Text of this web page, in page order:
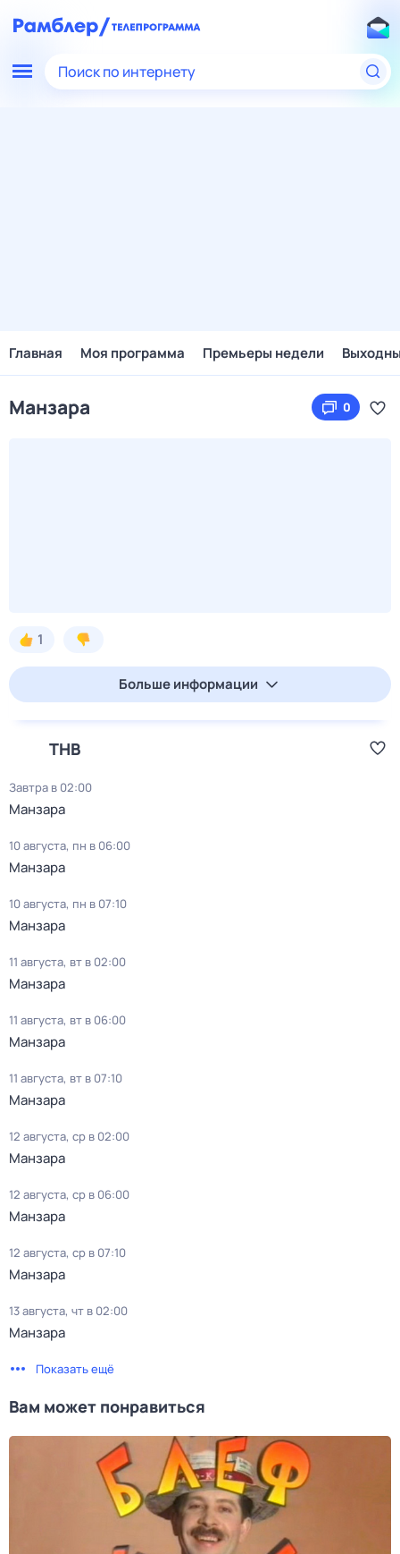
Поиск по интернету
Главная Моя программа Премьеры недели
Манзара 0
1
Больше информации
ТНВ
Завтра в 02:00
Манзара
10 августа, пн в 06:00
Манзара
10 августа, пн в 07:10
Манзара
11 августа, вт в 02:00
Манзара
11 августа, вт в 06:00
Манзара
11 августа, вт в 07:10
Манзара
12 августа, ср в 02:00
Манзара
12 августа, ср в 06:00
Манзара
12 августа, ср в 07:10
Манзара
13 августа, чт в 02:00
Манзара
Показать ещё
Вам может понравиться